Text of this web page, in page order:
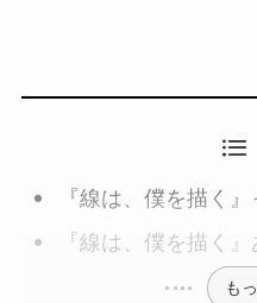
『線は、僕を描く
『線は、僕を描く
も